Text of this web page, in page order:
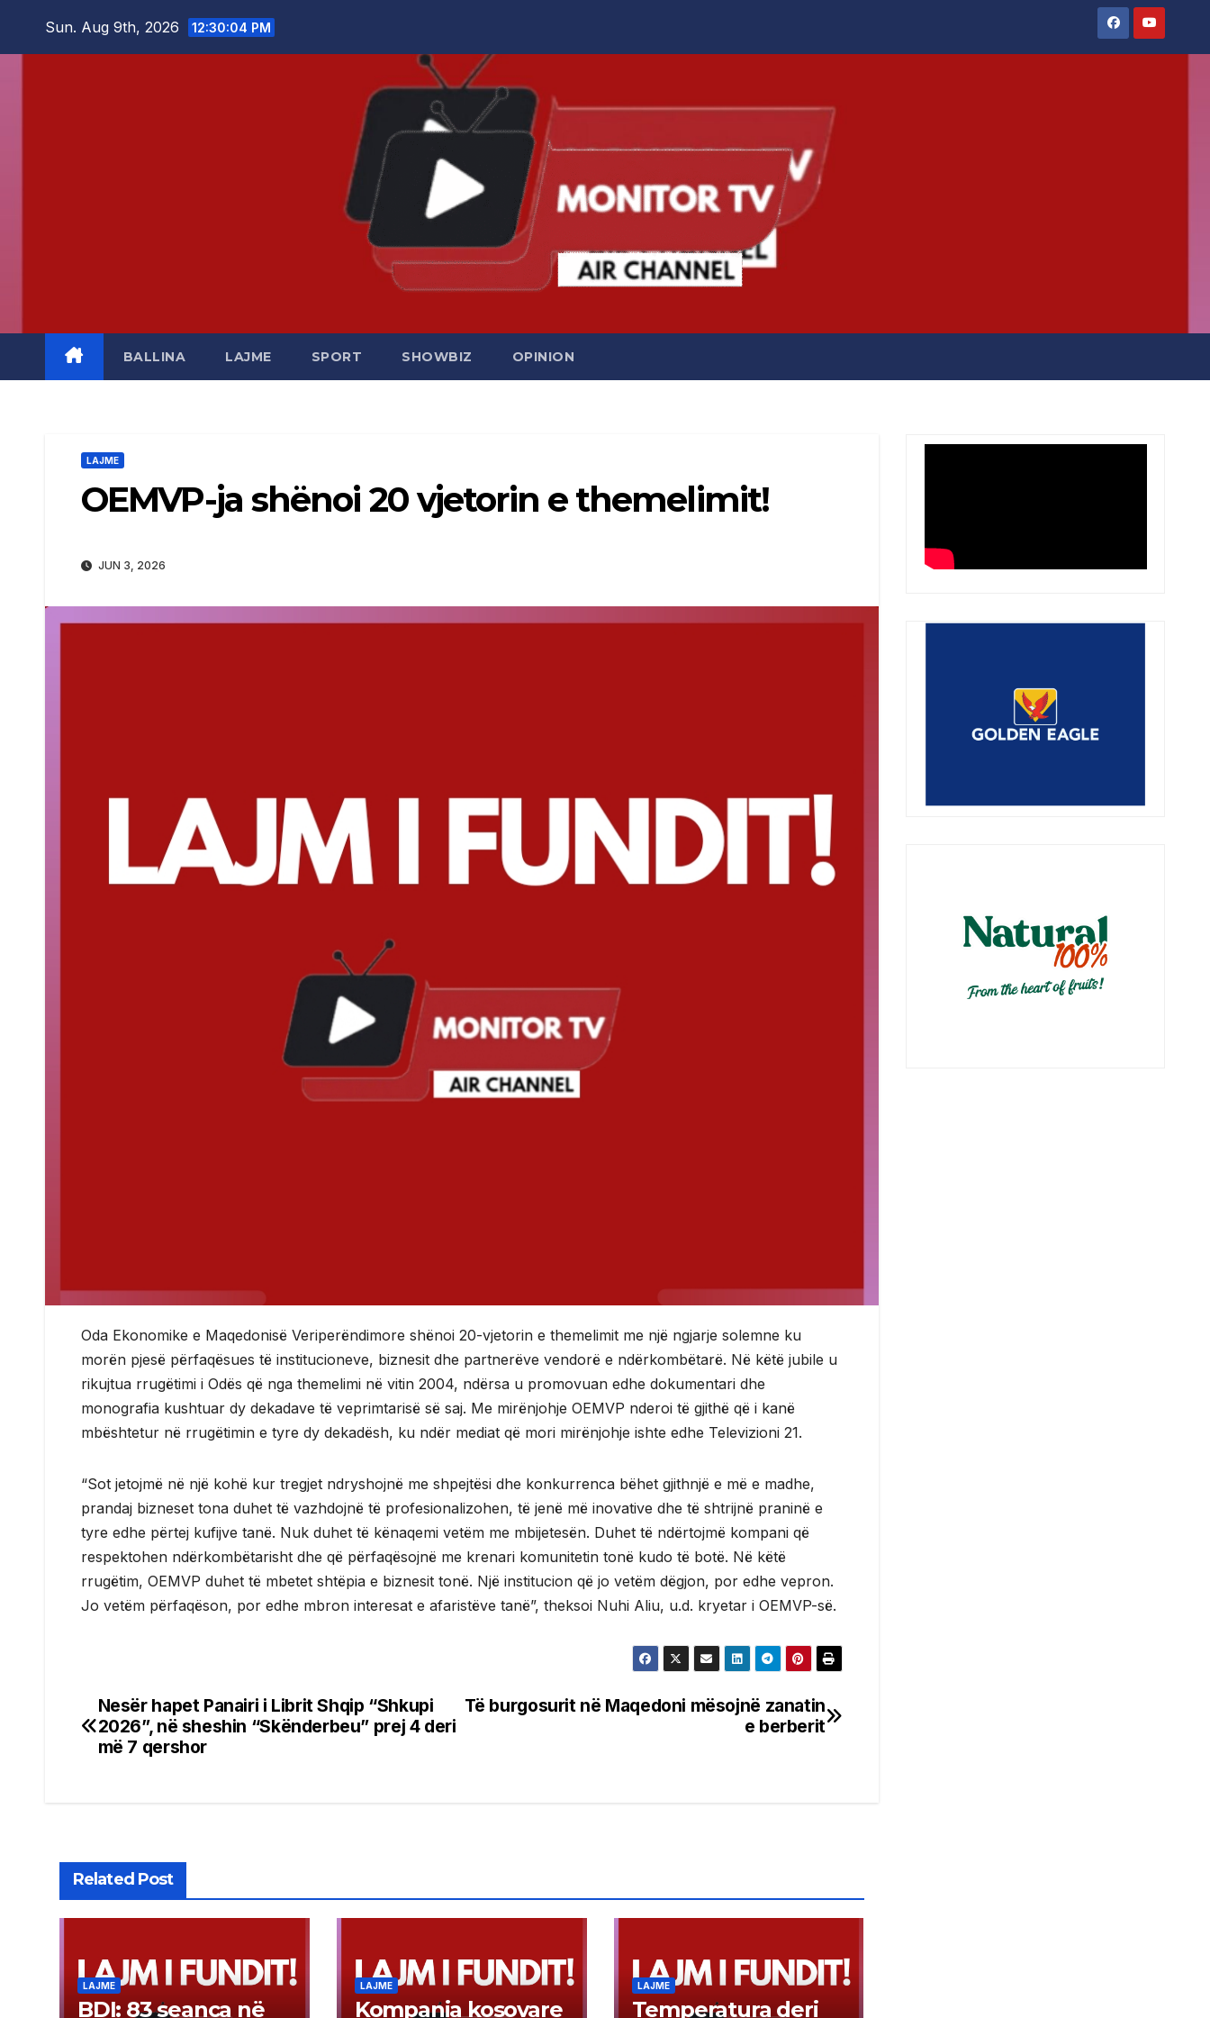
Sun. Aug 9th, 2026 12:30:05 PM
BALLINA LAJME SPORT SHOWBIZ OPINION
LAJME
OEMVP-ja shënoi 20 vjetorin e themelimit!
JUN 3, 2026
Oda Ekonomike e Maqedonisë Veriperëndimore shënoi 20-vjetorin e themelimit me një ngjarje solemne ku
morën pjesë përfaqësues të institucioneve, biznesit dhe partnerëve vendorë e ndërkombëtarë. Në këtë jubile u
rikujtua rrugëtimi i Odës që nga themelimi në vitin 2004, ndërsa u promovuan edhe dokumentari dhe
monografia kushtuar dy dekadave të veprimtarisë së saj. Me mirënjohje OEMVP nderoi të gjithë që i kanë
mbështetur në rrugëtimin e tyre dy dekadësh, ku ndër mediat që mori mirënjohje ishte edhe Televizioni 21.
“Sot jetojmë në një kohë kur tregjet ndryshojnë me shpejtësi dhe konkurrenca bëhet gjithnjë e më e madhe,
prandaj bizneset tona duhet të vazhdojnë të profesionalizohen, të jenë më inovative dhe të shtrijnë praninë e
tyre edhe përtej kufijve tanë. Nuk duhet të kënaqemi vetëm me mbijetesën. Duhet të ndërtojmë kompani që
respektohen ndërkombëtarisht dhe që përfaqësojnë me krenari komunitetin tonë kudo të botë. Në këtë
rrugëtim, OEMVP duhet të mbetet shtëpia e biznesit tonë. Një institucion që jo vetëm dëgjon, por edhe vepron.
Jo vetëm përfaqëson, por edhe mbron interesat e afaristëve tanë”, theksoi Nuhi Aliu, u.d. kryetar i OEMVP-së.
Post
navigation
Të burgosurit në Maqedoni mësojnë zanatin
e berberit
Nesër hapet Panairi i Librit Shqip “Shkupi
2026”, në sheshin “Skënderbeu” prej 4 deri
më 7 qershor
Related Post
LAJME
BDI: 83 seanca në
LAJME
Kompania kosovare
LAJME
Temperatura deri